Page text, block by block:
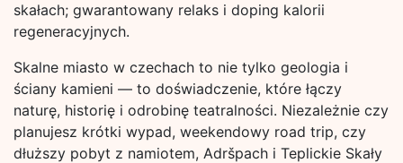
skałach; gwarantowany relaks i doping kalorii
regeneracyjnych.
Skalne miasto w czechach to nie tylko geologia i
ściany kamieni — to doświadczenie, które łączy
naturę, historię i odrobinę teatralności. Niezależnie czy
planujesz krótki wypad, weekendowy road trip, czy
dłuższy pobyt z namiotem, Adršpach i Teplickie Skały